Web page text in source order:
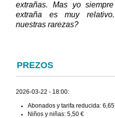
extrañas. Mas yo
extraña es muy
nuestras rarezas?
PREZOS
2026-03-22 - 18:00:
Abonados y tarifa reducida:
Niños y niñas: 5,50 €